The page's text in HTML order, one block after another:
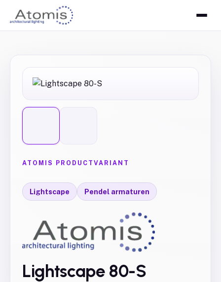
ATOMIS PRODUCTVARIANT
Lightscape Pendel armaturen
Lightscape 80-S